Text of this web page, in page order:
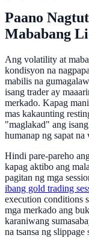
Paano
Mababang
Ang volatility at
kondisyon na
mabilis na
isang trader ay
merkado. Kapag
mas kakaunting
"maglakad" ang
humanap ng sapat
Hindi pare-pareho
kapag aktibo ang
pagitan ng mga
ibang gold trading
execution conditions
mga merkado ang
karaniwang
na tsansa ng slippage